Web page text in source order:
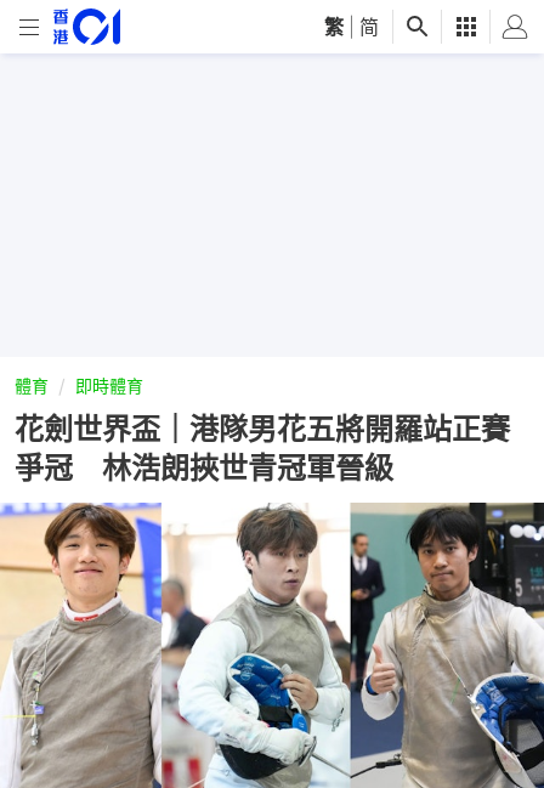
繁 简
體育 即時體育
花劍世界盃｜港隊男花五將開羅站正賽
爭冠 林浩朗挾世青冠軍晉級